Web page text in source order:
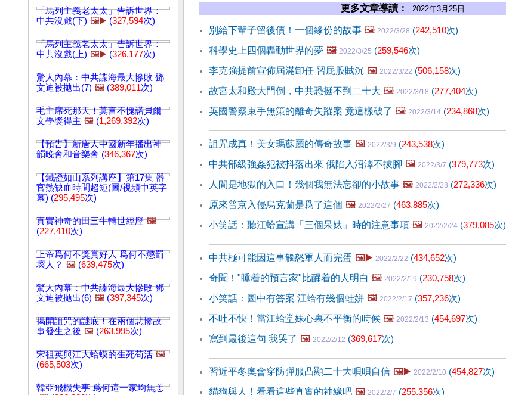
「馬列主義老太太」告訴世界：
中共沒戲(下) 🖼️▶️ (327,594次)
「馬列主義老太太」告訴世界：
中共沒戲(上) 🖼️▶️ (326,177次)
驚人內幕：中共諜海最大慘敗 鄧
文迪被拋出(7) 🖼️ (389,011次)
毛主席死那天！莫言不愧諾貝爾
文學獎得主 🖼️ (1,269,392次)
【預告】新唐人中國新年播出神
韻晚會和音樂會 (346,367次)
【鐵證如山系列講座】第17集 器
官熱缺血時間超短(圖/視頻中英字
幕) (295,495次)
真實神奇的田三牛轉世經歷 🖼️
(227,410次)
上帝爲何不獎賞好人 爲何不懲罰
壞人？ 🖼️ (639,475次)
驚人內幕：中共諜海最大慘敗 鄧
文迪被拋出(6) 🖼️ (397,345次)
揭開詛咒的謎底！在兩個悲慘故
事發生之後 🖼️ (263,995次)
宋祖英與江大蛤蟆的生死苟活 🖼️
(665,503次)
韓亞飛機失事 爲何這一家均無恙
更多文章導讀： 2022年3月25日
別給下輩子留後債！一個緣份的故事 🖼️ 2022/3/28 (242,510次)
科學史上四個轟動世界的夢 🖼️ 2022/3/25 (259,546次)
李克強提前宣佈屆滿卸任 習屁股賊沉 🖼️ 2022/3/22 (506,158次)
故宮太和殿大門倒，中共恐挺不到二十大 🖼️ 2022/3/18 (277,404次)
英國警察束手無策的離奇失蹤案 竟這樣破了 🖼️ 2022/3/14 (234,868次)
詛咒成真！美女瑪蘇麗的傳奇故事 🖼️ 2022/3/9 (243,538次)
中共部級強姦犯被抖落出來 俄陷入沼澤不拔腳 🖼️ 2022/3/7 (379,773次)
人間是地獄的入口！幾個我無法忘卻的小故事 🖼️ 2022/2/28 (272,336次)
原來普京入侵烏克蘭是爲了這個 🖼️ 2022/2/27 (463,885次)
小笑話：聽江蛤宣講「三個呆婊」時的注意事項 🖼️ 2022/2/24 (379,085次)
中共極可能因這事觸怒軍人而完蛋 🖼️▶️ 2022/2/22 (434,652次)
奇聞！"睡着的預言家"比醒着的人明白 🖼️ 2022/2/19 (230,758次)
小笑話：圖中有答案 江蛤有幾個蛙姘 🖼️ 2022/2/17 (357,236次)
不吐不快！當江蛤堂妹心裏不平衡的時候 🖼️ 2022/2/13 (454,697次)
寫到最後這句 我哭了 🖼️ 2022/2/12 (369,617次)
習近平冬奧會穿防彈服凸顯二十大唄唄自信 🖼️▶️ 2022/2/10 (454,827次)
貓狗與人！看看這些真實的神緣吧 🖼️ 2022/2/7 (255,356次)